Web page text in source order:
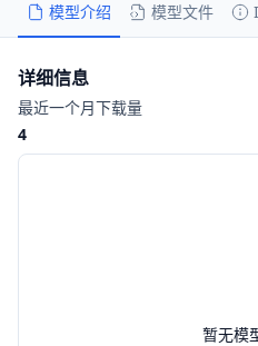
模型介绍 模型文件
暂无模
详细信息
最近一个月下载量
4